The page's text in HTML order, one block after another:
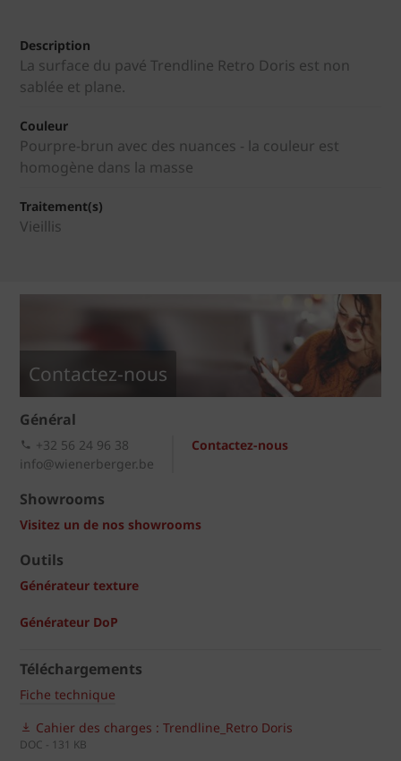
Description
La surface du pavé Trendline Retro Doris est non
sablée et plane.
Couleur
Pourpre-brun avec des nuances - la couleur est
homogène dans la masse
Traitement(s)
Vieillis
Contactez-nous
Général
Contactez-nous
+32 56 24 96 38
info@wienerberger.be
Showrooms
Visitez un de nos showrooms
Outils
Générateur texture
Générateur DoP
Téléchargements
Fiche technique
Cahier des charges : Trendline_Retro Doris
DOC - 131 KB